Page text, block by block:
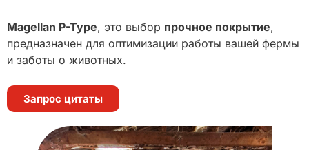
Magellan P-Type, это выбор прочное покрытие,
предназначен для оптимизации работы вашей фермы
и заботы о животных.
Запрос цитаты